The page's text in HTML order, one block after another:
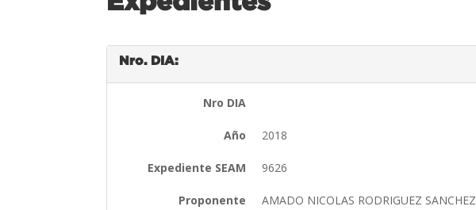
Nro. DIA:
Nro DIA
Año 2018
Expediente SEAM 9626
Proponente AMADO NICOLAS RODRIGUEZ SANCHEZ